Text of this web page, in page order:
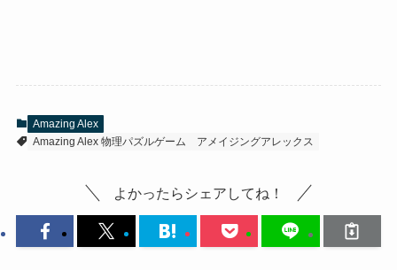
Amazing Alex
Amazing Alex 物理パズルゲーム
アメイジングアレックス
よかったらシェアしてね！